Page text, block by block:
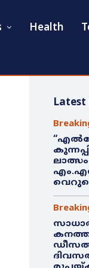
Health
Latest
കനത്ത
ഡീസൽ